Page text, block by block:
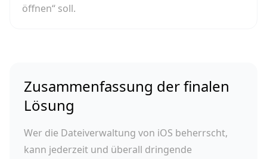
öffnen“ soll.
Zusammenfassung der finalen
Lösung
Wer die Dateiverwaltung von iOS beherrscht,
kann jederzeit und überall dringende